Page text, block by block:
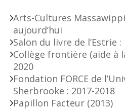
Arts-Cultures
aujourd’hui
Salon du livre de l’Estrie
Collège frontière (aide à
2020
Fondation FORCE de
Sherbrooke : 2017-2018
Papillon Facteur (2013)